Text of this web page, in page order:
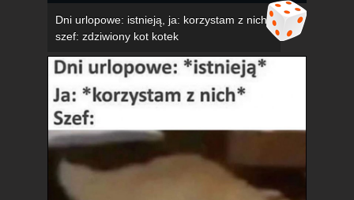
Dni urlopowe: istnieją, ja: korzystam z nich,
szef: zdziwiony kot kotek